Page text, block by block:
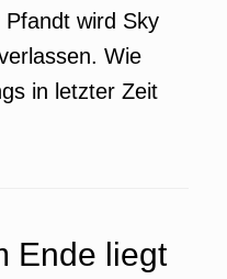
wird Sky
Wie
in letzter Zeit
Ende liegt